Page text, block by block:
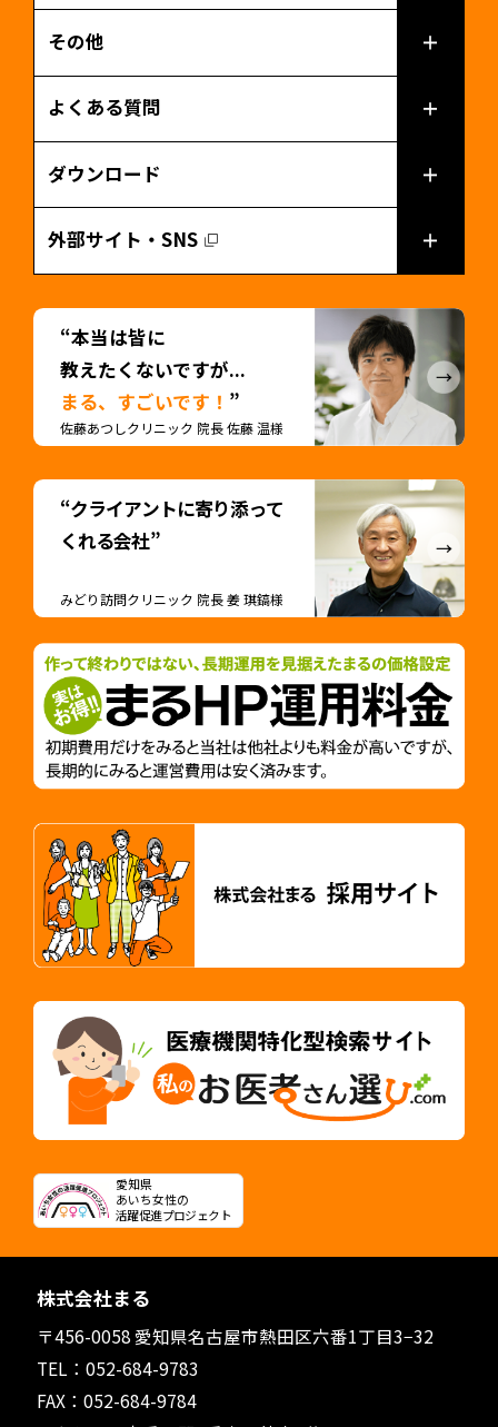
その他
よくある質問
ダウンロード
外部サイト・SNS
“本当は皆に
教えたくないですが...
まる、すごいです！ ”
佐藤あつしクリニック 院長 佐藤 温様
“クライアントに寄り添って
くれる会社”
みどり訪問クリニック 院長 姜 琪鎬様
愛知県
あいち女性の
活躍促進プロジェクト
株式会社まる
〒456-0058 愛知県名古屋市熱田区六番1丁目3−32
TEL：052-684-9783
FAX：052-684-9784